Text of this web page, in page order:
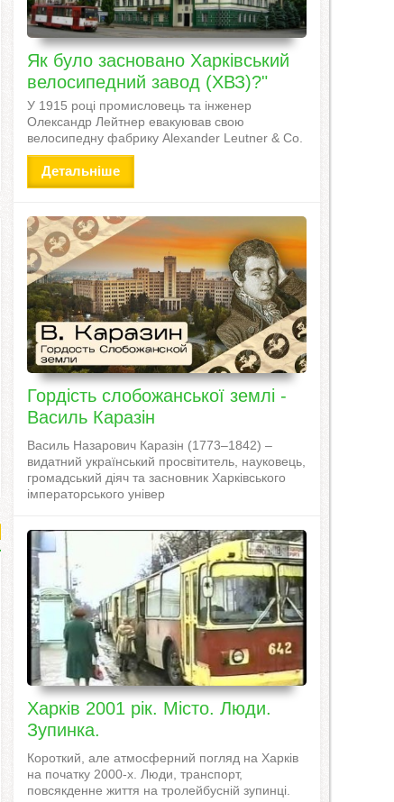
Як було засновано Харківський
велосипедний завод (ХВЗ)?"
У 1915 році промисловець та інженер
Олександр Лейтнер евакуював свою
велосипедну фабрику Alexander Leutner & Co.
Детальніше
Гордість слобожанської землі -
Василь Каразін
Василь Назарович Каразін (1773–1842) –
видатний український просвітитель, науковець,
громадський діяч та засновник Харківського
імператорського універ
Харків 2001 рік. Місто. Люди.
Зупинка.
Короткий, але атмосферний погляд на Харків
на початку 2000-х. Люди, транспорт,
повсякденне життя на тролейбусній зупинці.